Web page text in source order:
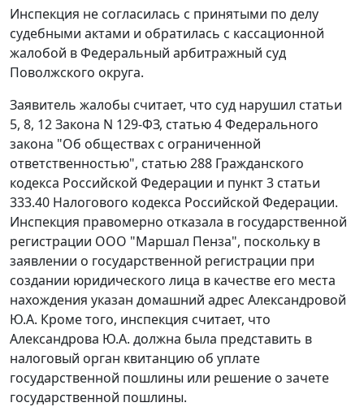
Инспекция не согласилась с принятыми по делу
судебными актами и обратилась с кассационной
жалобой в Федеральный арбитражный суд
Поволжского округа.
Заявитель жалобы считает, что суд нарушил статьи
5, 8, 12Закона N 129-ФЗ, статью 4Федерального
закона "Об обществах с ограниченной
ответственностью", статью 288 Гражданского
кодекса Российской Федерации и пункт 3 статьи
333.40 Налогового кодекса Российской Федерации.
Инспекция правомерно отказала в государственной
регистрации ООО "Маршал Пенза", поскольку в
заявлении о государственной регистрации при
создании юридического лица в качестве его места
нахождения указан домашний адрес Александровой
Ю.А. Кроме того, инспекция считает, что
Александрова Ю.А. должна была представить в
налоговый орган квитанцию об уплате
государственной пошлины или решение о зачете
государственной пошлины.